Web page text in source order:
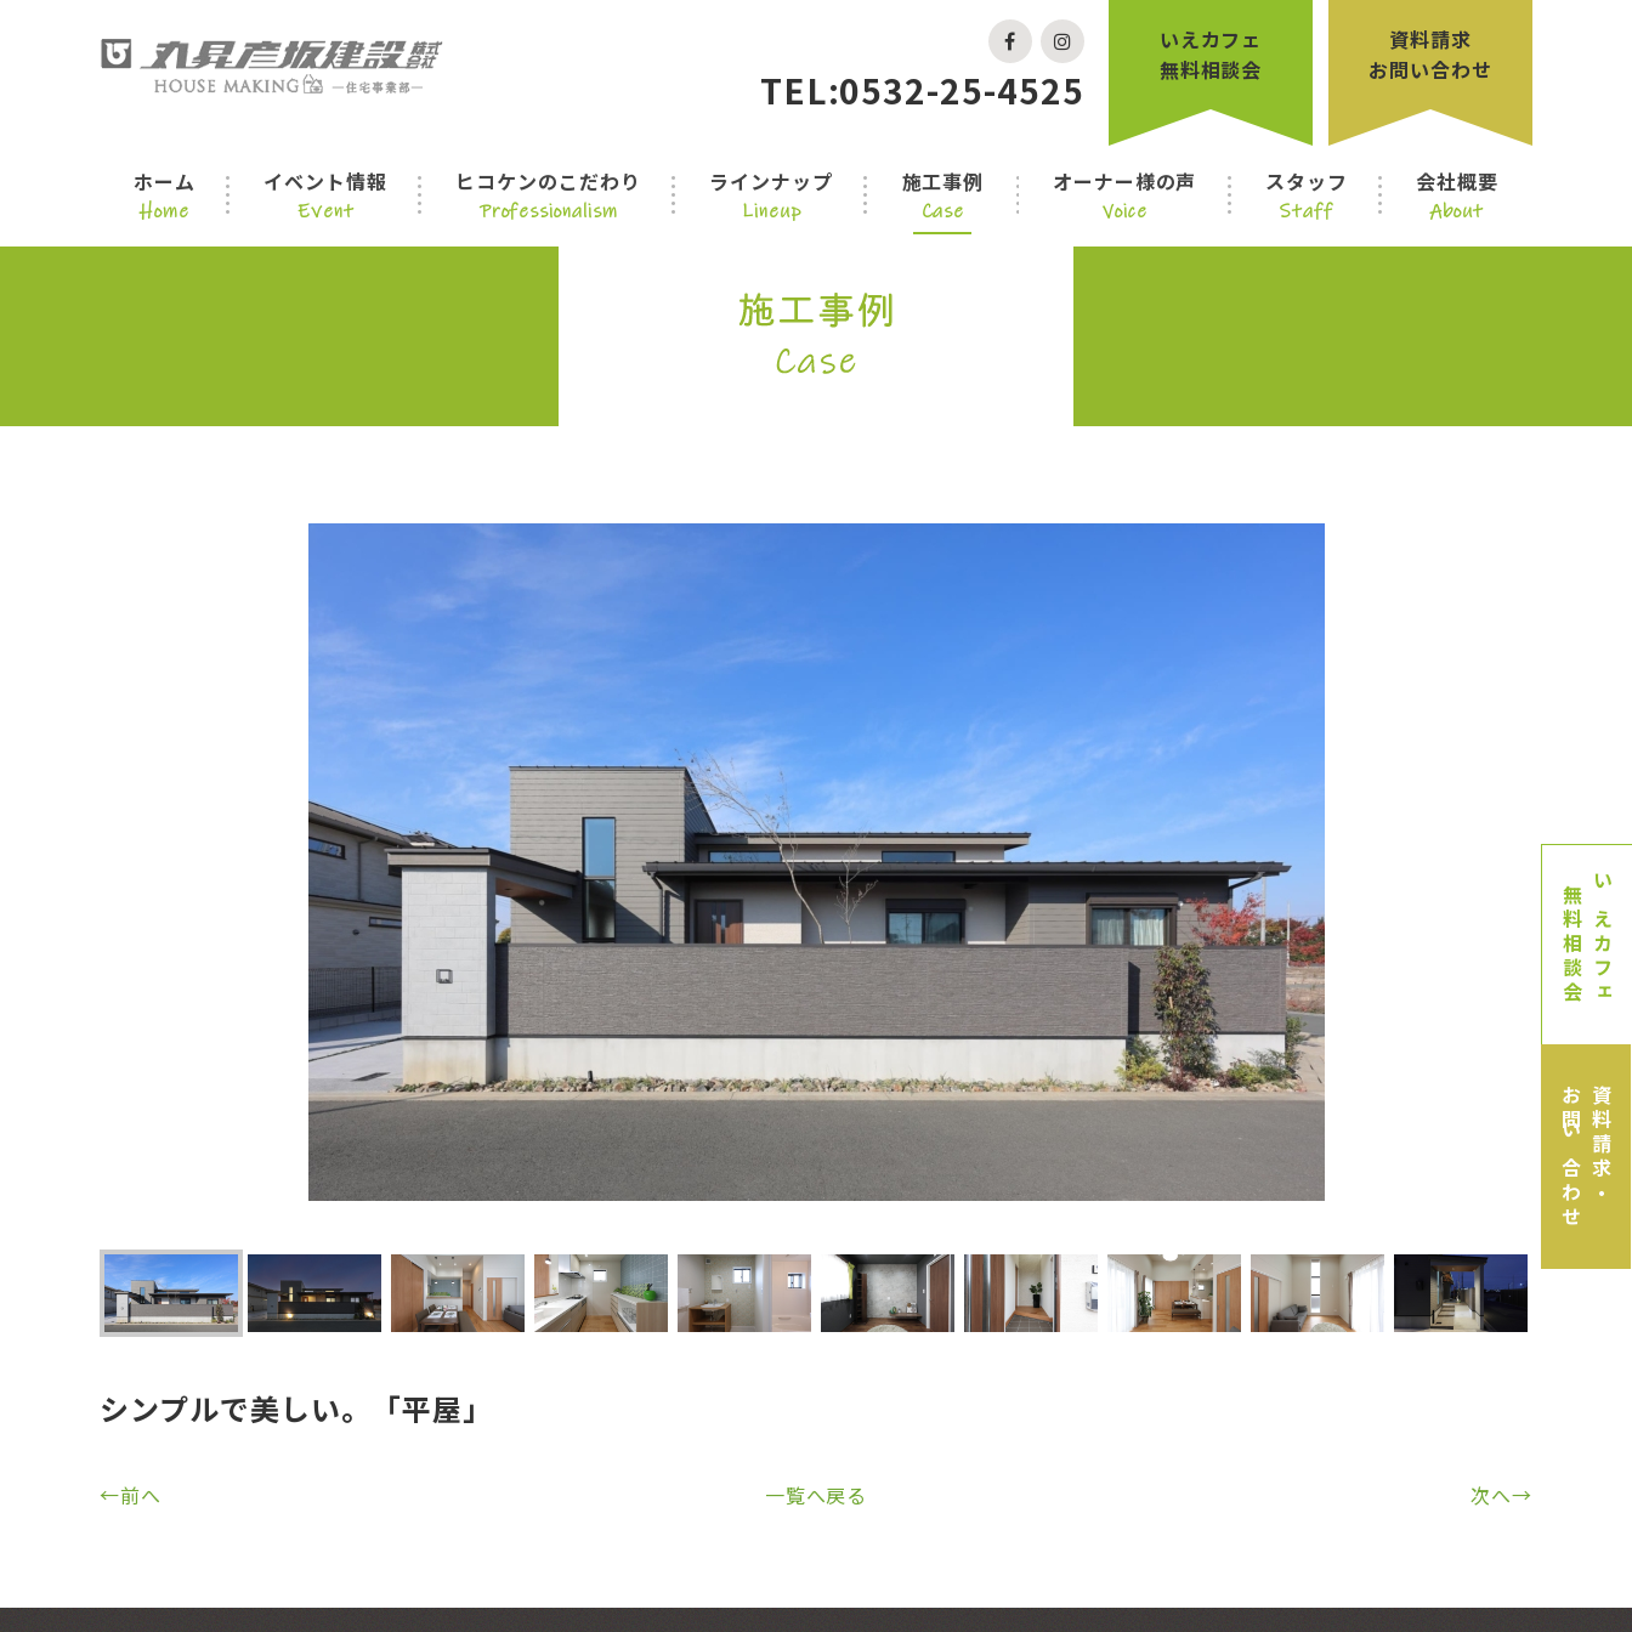
TEL:0532-25-4525
いえカフェ
無料相談会
資料請求
お問い合わせ
ホーム
Home
イベント情報
Event
ヒコケンのこだわり
Professionalism
ラインナップ
Lineup
施工事例
Case
オーナー様の声
Voice
スタッフ
Staff
会社概要
About
シンプルで美しい。「平屋」
←前へ 一覧へ戻る 次へ→
いえカフェ
無料相談会
資料請求・
お問い合わせ